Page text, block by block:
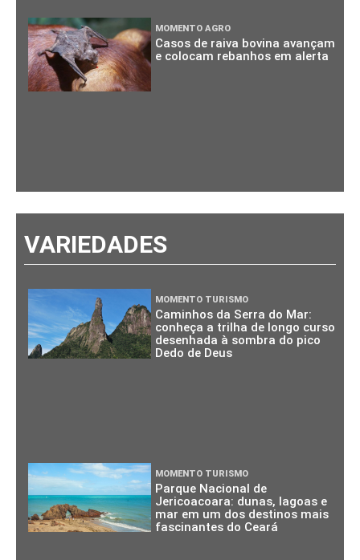
MOMENTO AGRO
Casos de raiva bovina avançam
e colocam rebanhos em alerta
VARIEDADES
MOMENTO TURISMO
Caminhos da Serra do Mar:
conheça a trilha de longo curso
desenhada à sombra do pico
Dedo de Deus
MOMENTO TURISMO
Parque Nacional de
Jericoacoara: dunas, lagoas e
mar em um dos destinos mais
fascinantes do Ceará